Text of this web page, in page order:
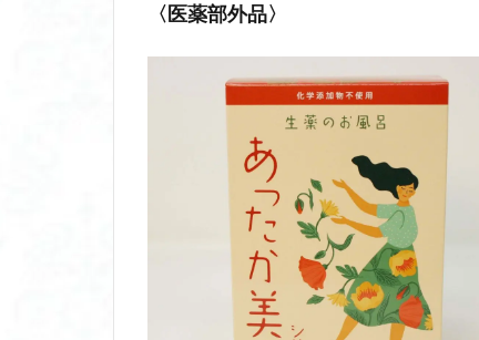
〈医薬部外品〉